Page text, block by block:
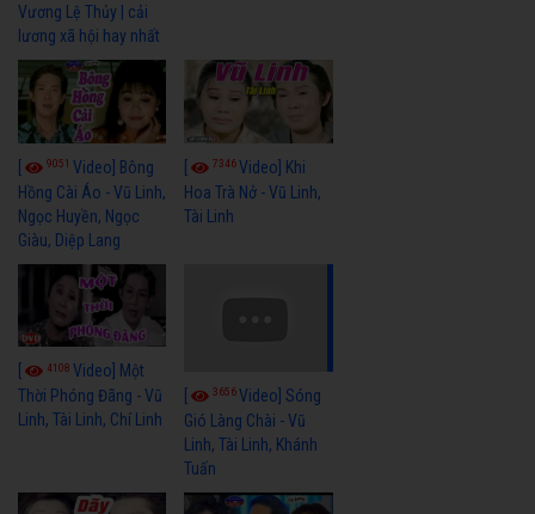
Vương Lệ Thủy | cải
lương xã hội hay nhất
[ 9051 Video] Bông
Hồng Cài Áo - Vũ Linh,
Ngọc Huyền, Ngọc
Giàu, Diệp Lang
[ 7346Video] Khi
Hoa Trà Nở - Vũ Linh,
Tài Linh
4108 Video] Một
Thời Phóng Đãng - Vũ
Linh, Tài Linh, Chí Linh
[ 3656Video] Sóng
Gió Làng Chài - Vũ
Linh, Tài Linh, Khánh
Tuấn